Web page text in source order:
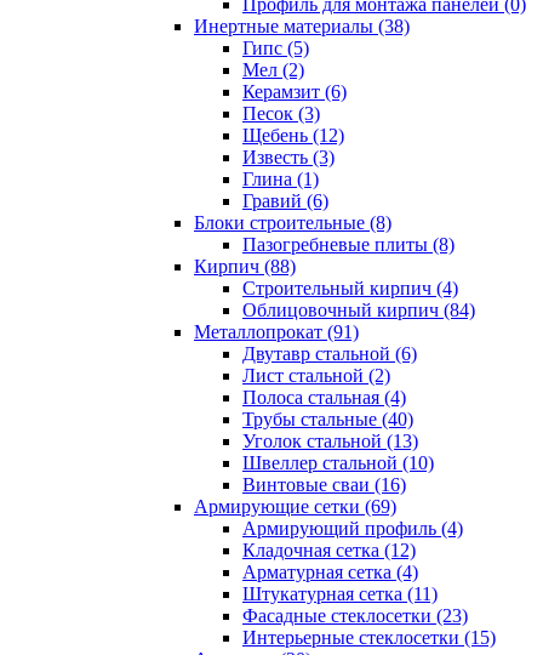
Профиль для монтажа панелей (0)
Инертные материалы (38)
Гипс (5)
Мел (2)
Керамзит (6)
Песок (3)
Щебень (12)
Известь (3)
Глина (1)
Гравий (6)
Блоки строительные (8)
Пазогребневые плиты (8)
Кирпич (88)
Строительный кирпич (4)
Облицовочный кирпич (84)
Металлопрокат (91)
Двутавр стальной (6)
Лист стальной (2)
Полоса стальная (4)
Трубы стальные (40)
Уголок стальной (13)
Швеллер стальной (10)
Винтовые сваи (16)
Армирующие сетки (69)
Армирующий профиль (4)
Кладочная сетка (12)
Арматурная сетка (4)
Штукатурная сетка (11)
Фасадные стеклосетки (23)
Интерьерные стеклосетки (15)